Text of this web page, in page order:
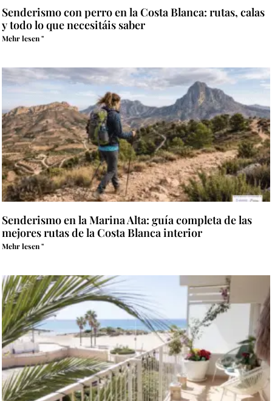
Senderismo con perro en la Costa Blanca: rutas, calas
y todo lo que necesitáis saber
Mehr lesen "
Senderismo en la Marina Alta: guía completa de las
mejores rutas de la Costa Blanca interior
Mehr lesen "